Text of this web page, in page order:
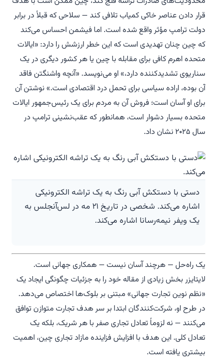
قرار دادن عناصر خاکی کمیاب تلافی کند — سلاحی که قبلاً در برابر
دولت ترامپ مؤثر واقع شده است. اما فیشمن احساس می‌کند
که چین چنان تهدیدی است که این خطر ارزشش را دارد: «ایالات
متحده اهرم کافی برای مقابله با چین یا هر کشور دیگری در یک
سناریوی تشدیدکننده دارد،» او می‌نویسد. «آنچه واشنگتن فاقد
آن بوده، اراده سیاسی برای تحمل درد اقتصادی است.» نوشتن آن
برای او آسان است؛ فروش آن به مردم برای یک رئیس‌جمهور ایالات
متحده بسیار دشوار است، همانطور که عقب‌نشینی ترامپ در
سال ۲۰۲۵ نشان داد.
دستی با دستکش آبی رنگ به یک تراشه الکترونیکی
اشاره می‌کند. شخصی در تاریخ ۲۱ مه در لس‌آنجلس به
یک ویفر نیمه‌رسانا اشاره می‌کند.
یک راه‌حل — هرچند آسان نیست — همکاری جهانی است.
لایتایزر بخش زیادی از مقاله خود را به جزئیات چگونگی ایجاد یک
«نظم نوین تجارت جهانی» مبتنی بر بلوک‌ها اختصاص می‌دهد.
در طرح او، شرکت‌کنندگان ابتدا بر سر هدف تجارت متوازن توافق
می‌کنند — نه لزوماً تعادل تجاری صفر با هر شریک، بلکه یک
تعادل کلی. این هدف با افزایش فزاینده مازاد تجاری چین، اهمیت
بیشتری یافته است.